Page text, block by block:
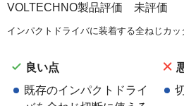
VOLTECHNO製品評価 未評価
インパクトドライバに装着する全ねじカッ
良い点
既存のインパクトドライ